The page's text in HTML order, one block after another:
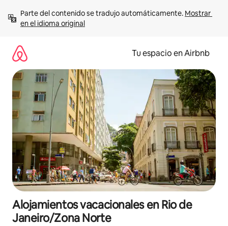
contenido
Parte del contenido se tradujo automáticamente. Mostrar
en el idioma original
Tu espacio en Airbnb
Alojamientos vacacionales en Rio de
Janeiro/Zona Norte